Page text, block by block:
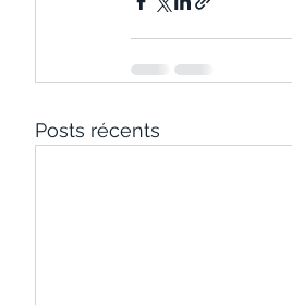
Posts récents